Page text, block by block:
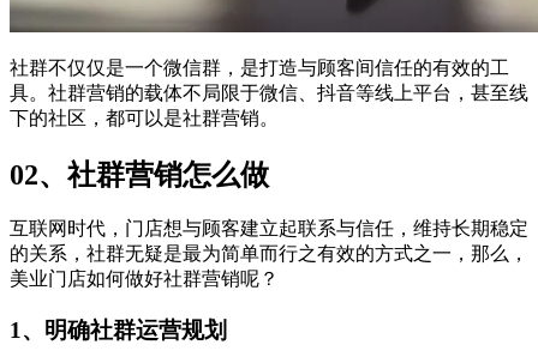
社群不仅仅是一个微信群，是打造与顾客间信任的有效的工
具。社群营销的载体不局限于微信、抖音等线上平台，甚至线
下的社区，都可以是社群营销。
02、社群营销怎么做
互联网时代，门店想与顾客建立起联系与信任，维持长期稳定
的关系，社群无疑是最为简单而行之有效的方式之一，那么，
美业门店如何做好社群营销呢？
1、明确社群运营规划